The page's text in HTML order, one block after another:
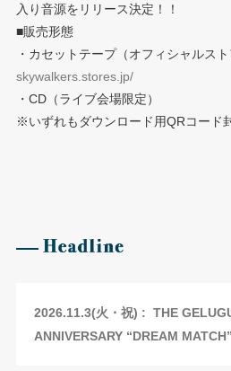
入り音源をリリース決定！！
■販売形態
・カセットテープ（オフィシャルスト
skywalkers.stores.jp/
・CD（ライブ会場限定）
※いずれもダウンロード用QRコード
2026.11.3(火・祝) : THE
ANNIVERSARY “DREAM